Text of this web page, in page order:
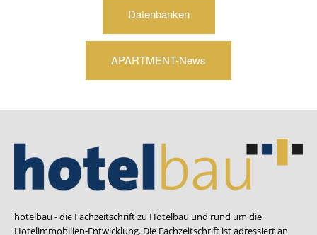
Datenbanken
APARTMENT-News
hotelbau - die Fachzeitschrift zu Hotelbau und rund um die
Hotelimmobilien-Entwicklung. Die Fachzeitschrift ist adressiert an